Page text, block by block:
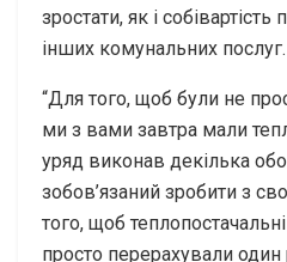
зростати, як і собівартість
інших комунальних послуг.
“Для того, щоб були не
ми з вами завтра мали
уряд виконав декілька
зобов’язаний зробити з
того, щоб
просто перерахували один